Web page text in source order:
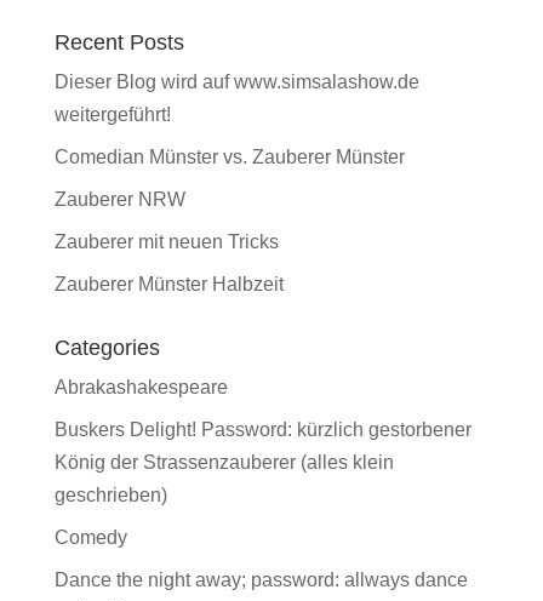
Recent Posts
Dieser Blog wird auf www.simsalashow.de
weitergeführt!
Comedian Münster vs. Zauberer Münster
Zauberer NRW
Zauberer mit neuen Tricks
Zauberer Münster Halbzeit
Categories
Abrakashakespeare
Buskers Delight! Password: kürzlich gestorbener
König der Strassenzauberer (alles klein
geschrieben)
Comedy
Dance the night away; password: allways dance